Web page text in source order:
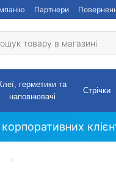
Партнери
герметики та
наповнювачі
Стрічки